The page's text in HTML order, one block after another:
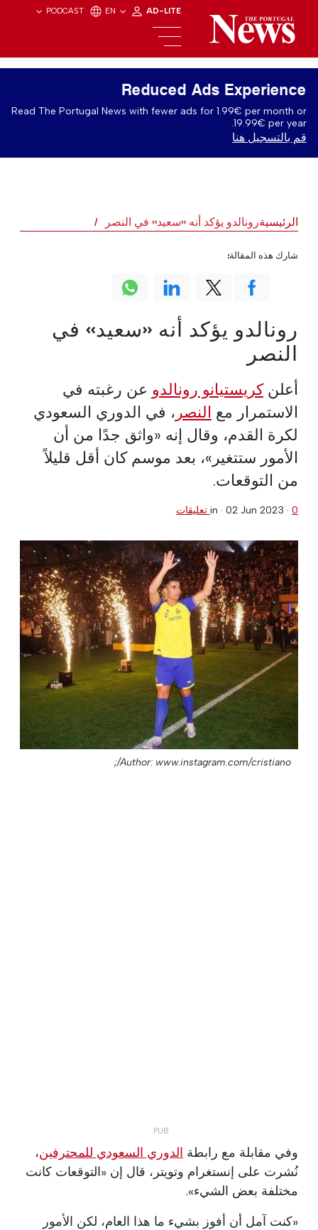
PODCAST EN AD-LITE
Reduced Ads Experience
Read The Portugal News with fewer ads for 1.99€ per month or
19.99€ per year.
قم بالتسجيل هنا
الرئيسيةرونالدو يؤكد أنه «سعيد» في النصر
رونالدو يؤكد أنه «سعيد» في
النصر
أعلنكريستيانو رونالدو عن رغبته في
الاستمرار مع النصر ، في الدوري السعودي
لكرة القدم، وقال إنه «واثق جدًا من أن
الأمور ستتغير»، بعد موسم كان أقل قليلاً
من التوقعات.
in · 02 Jun 2023 · 0 تعليقات
Author: www.instagram.com/cristiano/;
وفي مقابلة مع رابطة الدوري السعودي للمحترفين،
نُشرت على إنستغرام وتويتر، قال إن «التوقعات كانت
مختلفة بعض الشيء».
«كنت آمل أن أفوز بشيء ما هذا العام، لكن الأمور
شارك هذه المقالة: